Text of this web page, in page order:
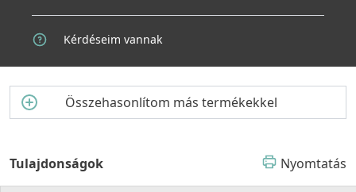
Kérdéseim vannak
Összehasonlítom más termékekkel
Tulajdonságok Nyomtatás